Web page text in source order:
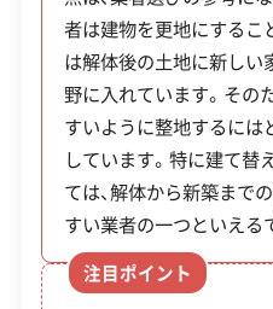
アは「埋蔵文化財包蔵地
あり、基礎の撤去などで
届け出や試掘調査が必要
性があります。
南部・初倉・大井川沿岸
不動産取引
補助金・助成金申請
建設リサイクル届
近隣挨拶
クレジットカード
解体ローン
※項目にカーソルを合わ
った場合でも、同社が持
トナ・ソイルハードナー
解体から新築までを一つ
複数の業者を探す手間が
もスムーズに進むという
者は建物を更地にするこ
は解体後の土地に新し
野に入れています。その
すいように整地するには
しています。特に建て替
ては、解体から新築まで
すい業者の一つといえる
注目ポイント